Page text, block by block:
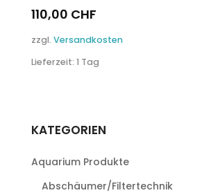
110,00 CHF
zzgl. Versandkosten
Lieferzeit: 1 Tag
KATEGORIEN
Aquarium Produkte
Abschäumer/Filtertechnik